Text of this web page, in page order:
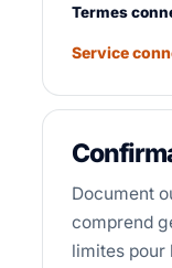
Termes
Service
Document
comprend
limites pour